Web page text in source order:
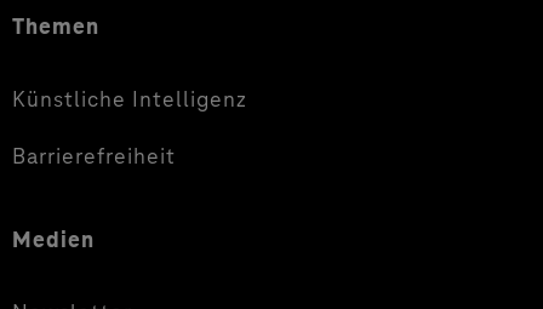
Themen
Künstliche Intelligenz
Barrierefreiheit
Medien